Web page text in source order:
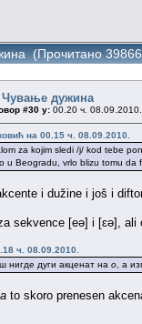
(Прочитано 39866
Чување дужина
#30 у: 00.20 ч.
на 00.15 ч. 08.09.2010.
za kojim sledi /j/ kod tebe
u Beogradu, vrlo blizu tomu da
i dužine i još i
sekvence [eə] i [ɛə], ali
ч. 08.09.2010.
нигде дуги акценат на о , а
to skoro prenesen